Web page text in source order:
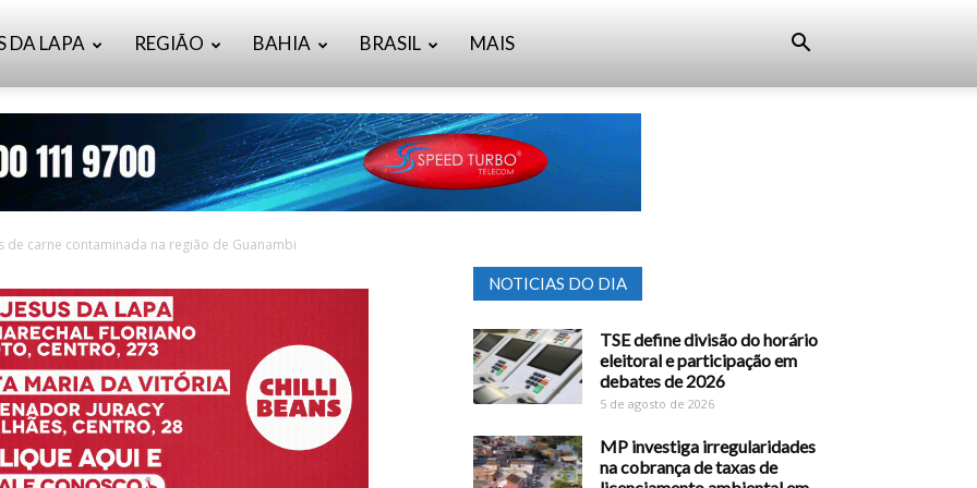
DA LAPA REGIÃO BAHIA BRASIL MAIS
de carne contaminada na região de Guanambi
NOTICIAS DO DIA
TSE define divisão do horário
eleitoral e participação em
debates de 2026
5 de agosto de 2026
MP investiga irregularidades
na cobrança de taxas de